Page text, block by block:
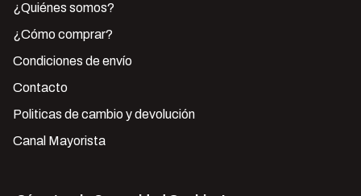
¿Quiénes somos?
¿Cómo comprar?
Condiciones de envío
Contacto
Politicas de cambio y devolución
Canal Mayorista